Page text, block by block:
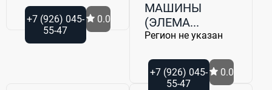
+7 (926) 045-
55-47
0.0
МАШИНЫ
(ЭЛЕМА...
Регион не указан
+7 (926) 045-
55-47
0.0